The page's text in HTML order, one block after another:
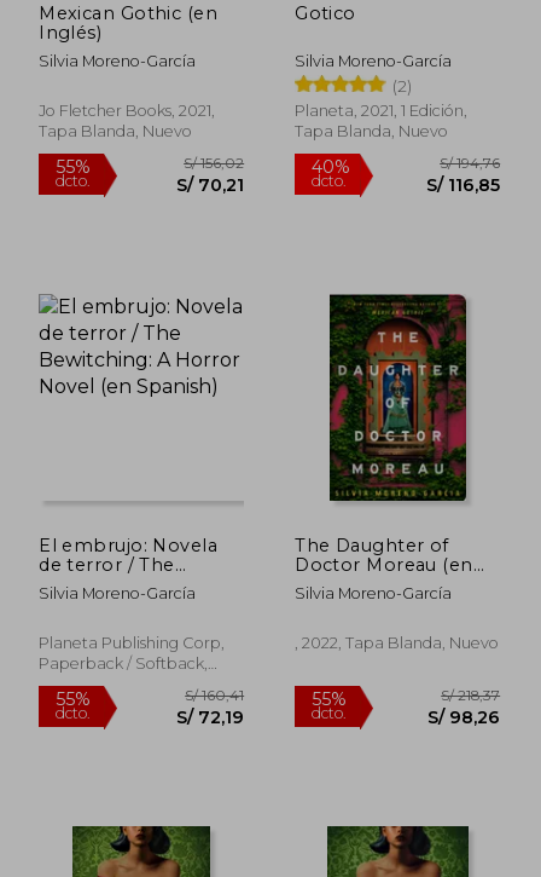
Mexican Gothic (en
Inglés)
Silvia Moreno-García
Jo Fletcher Books, 2021,
Tapa Blanda, Nuevo
S/ 70,21
Gotico
Silvia Moreno-García
(2)
Planeta, 2021, 1 Edición,
Tapa Blanda, Nuevo
El embrujo: Novela
de terror / The
Bewitching: A Horror
Novel (en Spanish)
Silvia Moreno-García
Planeta Publishing Corp,
Paperback / Softback,
Nuevo
The Daughter of
Doctor Moreau (en
Inglés)
Silvia Moreno-García
, 2022, Tapa Blanda, Nuevo